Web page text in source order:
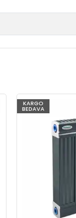
KARGO
BEDAVA